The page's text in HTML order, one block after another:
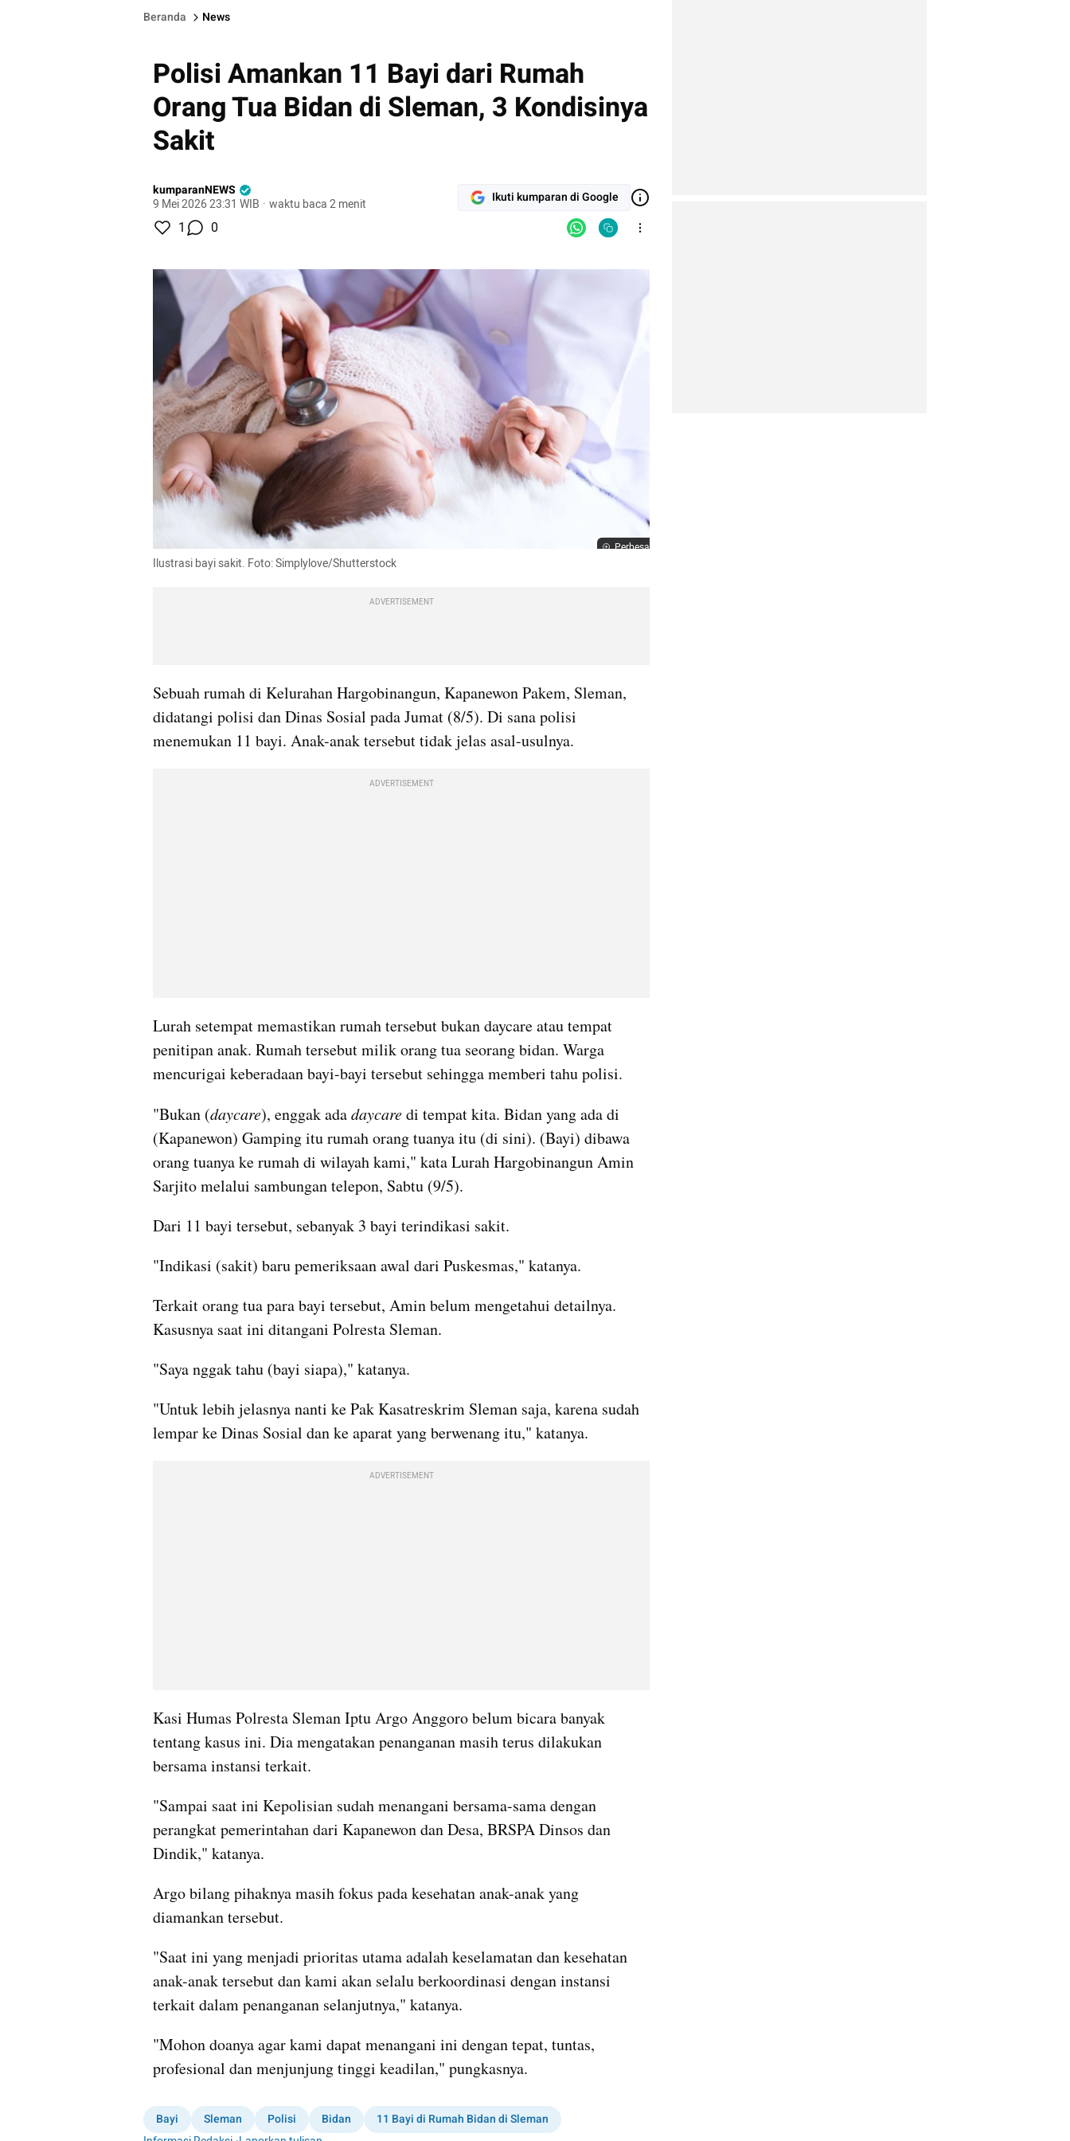
Beranda News
Polisi Amankan 11 Bayi dari Rumah
Orang Tua Bidan di Sleman, 3 Kondisinya
Sakit
kumparanNEWS
9 Mei 2026 23:31 WIB · waktu baca 2 menit Ikuti kumparan di Google
1 0
Perbesar
Ilustrasi bayi sakit. Foto: Simplylove/Shutterstock
ADVERTISEMENT
Sebuah rumah di Kelurahan Hargobinangun, Kapanewon Pakem, Sleman,
didatangi polisi dan Dinas Sosial pada Jumat (8/5). Di sana polisi
menemukan 11 bayi. Anak-anak tersebut tidak jelas asal-usulnya.
ADVERTISEMENT
Lurah setempat memastikan rumah tersebut bukan daycare atau tempat
penitipan anak. Rumah tersebut milik orang tua seorang bidan. Warga
mencurigai keberadaan bayi-bayi tersebut sehingga memberi tahu polisi.
"Bukan (daycare), enggak ada daycare di tempat kita. Bidan yang ada di
(Kapanewon) Gamping itu rumah orang tuanya itu (di sini). (Bayi) dibawa
orang tuanya ke rumah di wilayah kami," kata Lurah Hargobinangun Amin
Sarjito melalui sambungan telepon, Sabtu (9/5).
Dari 11 bayi tersebut, sebanyak 3 bayi terindikasi sakit.
"Indikasi (sakit) baru pemeriksaan awal dari Puskesmas," katanya.
Terkait orang tua para bayi tersebut, Amin belum mengetahui detailnya.
Kasusnya saat ini ditangani Polresta Sleman.
"Saya nggak tahu (bayi siapa)," katanya.
"Untuk lebih jelasnya nanti ke Pak Kasatreskrim Sleman saja, karena sudah
lempar ke Dinas Sosial dan ke aparat yang berwenang itu," katanya.
ADVERTISEMENT
Kasi Humas Polresta Sleman Iptu Argo Anggoro belum bicara banyak
tentang kasus ini. Dia mengatakan penanganan masih terus dilakukan
bersama instansi terkait.
"Sampai saat ini Kepolisian sudah menangani bersama-sama dengan
perangkat pemerintahan dari Kapanewon dan Desa, BRSPA Dinsos dan
Dindik," katanya.
Argo bilang pihaknya masih fokus pada kesehatan anak-anak yang
diamankan tersebut.
"Saat ini yang menjadi prioritas utama adalah keselamatan dan kesehatan
anak-anak tersebut dan kami akan selalu berkoordinasi dengan instansi
terkait dalam penanganan selanjutnya," katanya.
"Mohon doanya agar kami dapat menangani ini dengan tepat, tuntas,
profesional dan menjunjung tinggi keadilan," pungkasnya.
Bayi Sleman Polisi Bidan
11 Bayi di Rumah Bidan di Sleman